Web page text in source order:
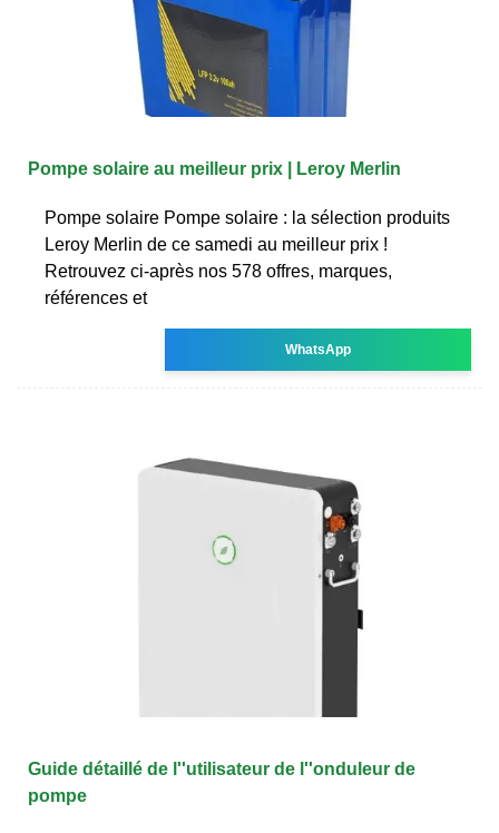
Pompe solaire au meilleur prix | Leroy Merlin
Pompe solaire Pompe solaire : la sélection produits
Leroy Merlin de ce samedi au meilleur prix !
Retrouvez ci-après nos 578 offres, marques,
références et
WhatsApp
Guide détaillé de l''utilisateur de l''onduleur de
pompe